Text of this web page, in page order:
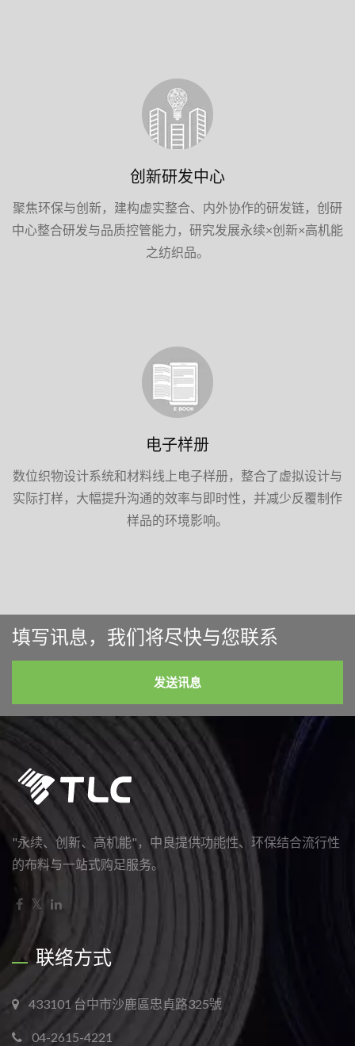
创新研发中心
聚焦环保与创新，建构虚实整合、内外协作的研发链，创研
中心整合研发与品质控管能力，研究发展永续×创新×高机能
之纺织品。
电子样册
数位织物设计系统和材料线上电子样册，整合了虚拟设计与
实际打样，大幅提升沟通的效率与即时性，并减少反覆制作
样品的环境影响。
填写讯息，我们将尽快与您联系
发送讯息
"永续、创新、高机能"，中良提供功能性、环保结合流行性
的布料与一站式购足服务。
联络方式
433101 台中市沙鹿區忠貞路325號
04-2615-4221